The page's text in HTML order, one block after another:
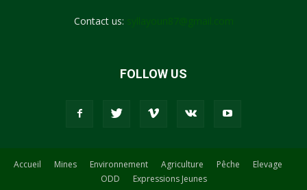
Contact us:
FOLLOW US
Accueil Mines Environnement Agriculture Pêche
Elevage
ODD
Expressions Jeunes